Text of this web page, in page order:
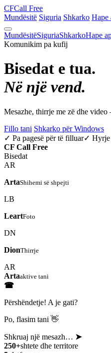
CFCall Free
Mundësitë Siguria Shkarko Hape
MundësitëSiguriaShkarkoHape
Komunikim pa kufij
Bisedat e tua.
Në një vend.
Mesazhe, thirrje me zë dhe
Fillo tani Shkarko për Windows
✓ Pa pagesë për të filluar✓ Hyrje
CF Call Free
Bisedat
AR
ArtaShihemi së shpejti
LB
LeartFoto
DN
DionThirrje
AR
Artaaktive tani
☎
Përshëndetje! A je gati?
Po, flasim tani 👋
Shkruaj një mesazh… ➤
250+shtete dhe territore